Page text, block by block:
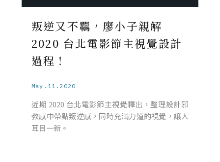
叛逆又不羈，廖小子親解
2020 台北電影節主視覺設計
過程！
May.11.2020
近期 2020 台北電影節主視覺釋出，整理設計邪
教感中帶點叛逆感，同時充滿力道的視覺，讓人
耳目一新。